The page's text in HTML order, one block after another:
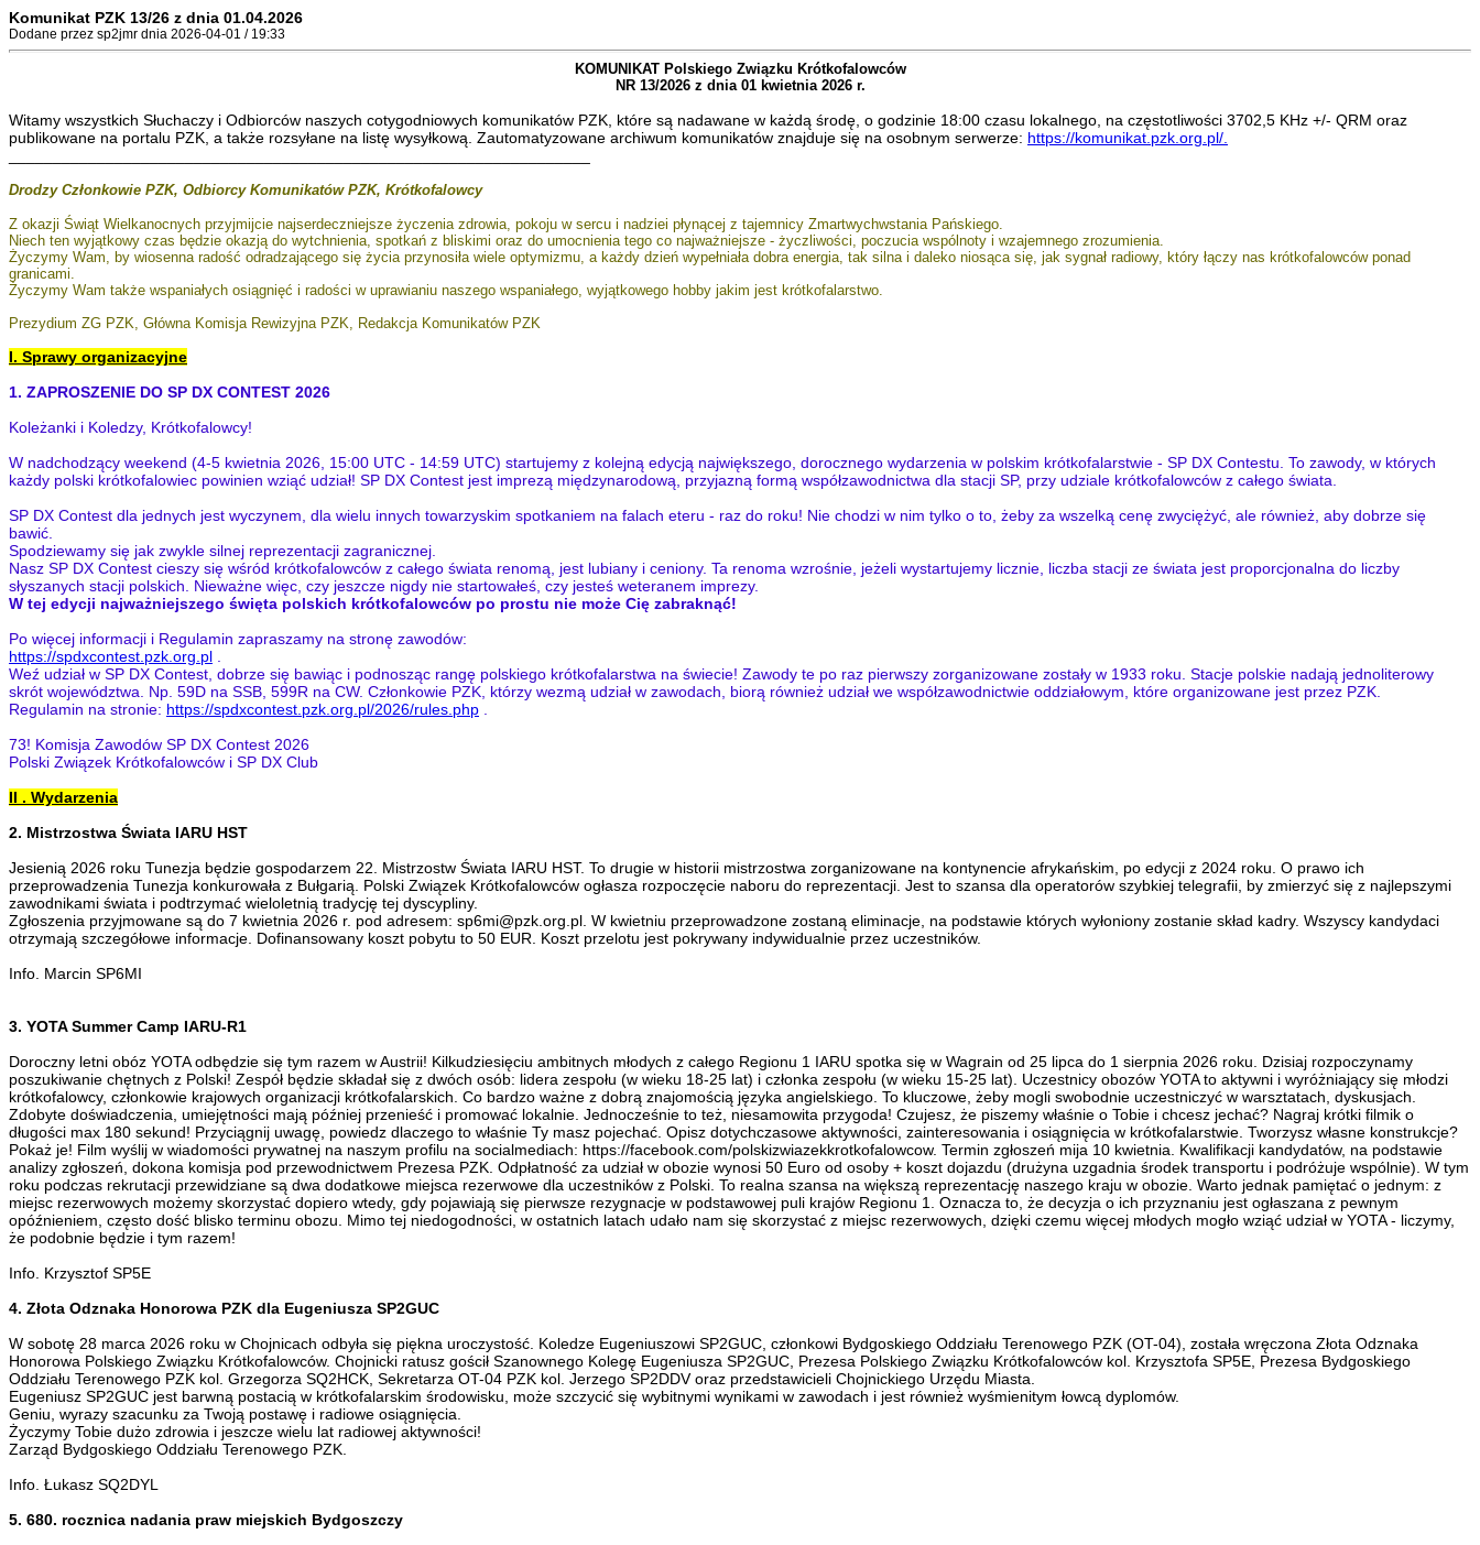
Komunikat PZK 13/26 z dnia 01.04.2026
Dodane przez sp2jmr dnia 2026-04-01 / 19:33
KOMUNIKAT Polskiego Związku Krótkofalowców
NR 13/2026 z dnia 01 kwietnia 2026 r.
Witamy wszystkich Słuchaczy i Odbiorców naszych cotygodniowych komunikatów PZK, które są nadawane w każdą środę, o godzinie 18:00 czasu lokalnego, na częstotliwości 3702,5 KHz +/- QRM oraz
publikowane na portalu PZK, a także rozsyłane na listę wysyłkową. Zautomatyzowane archiwum komunikatów znajduje się na osobnym serwerze: https://komunikat.pzk.org.pl/.
Drodzy Członkowie PZK, Odbiorcy Komunikatów PZK, Krótkofalowcy
Z okazji Świąt Wielkanocnych przyjmijcie najserdeczniejsze życzenia zdrowia, pokoju w sercu i nadziei płynącej z tajemnicy Zmartwychwstania Pańskiego.
Niech ten wyjątkowy czas będzie okazją do wytchnienia, spotkań z bliskimi oraz do umocnienia tego co najważniejsze - życzliwości, poczucia wspólnoty i wzajemnego zrozumienia.
Życzymy Wam, by wiosenna radość odradzającego się życia przynosiła wiele optymizmu, a każdy dzień wypełniała dobra energia, tak silna i daleko niosąca się, jak sygnał radiowy, który łączy nas krótkofalowców ponad
granicami.
Życzymy Wam także wspaniałych osiągnięć i radości w uprawianiu naszego wspaniałego, wyjątkowego hobby jakim jest krótkofalarstwo.
Prezydium ZG PZK, Główna Komisja Rewizyjna PZK, Redakcja Komunikatów PZK
I. Sprawy organizacyjne
1. ZAPROSZENIE DO SP DX CONTEST 2026
Koleżanki i Koledzy, Krótkofalowcy!
W nadchodzący weekend (4-5 kwietnia 2026, 15:00 UTC - 14:59 UTC) startujemy z kolejną edycją największego, dorocznego wydarzenia w polskim krótkofalarstwie - SP DX Contestu. To zawody, w których
każdy polski krótkofalowiec powinien wziąć udział! SP DX Contest jest imprezą międzynarodową, przyjazną formą współzawodnictwa dla stacji SP, przy udziale krótkofalowców z całego świata.
SP DX Contest dla jednych jest wyczynem, dla wielu innych towarzyskim spotkaniem na falach eteru - raz do roku! Nie chodzi w nim tylko o to, żeby za wszelką cenę zwyciężyć, ale również, aby dobrze się
bawić.
Spodziewamy się jak zwykle silnej reprezentacji zagranicznej.
Nasz SP DX Contest cieszy się wśród krótkofalowców z całego świata renomą, jest lubiany i ceniony. Ta renoma wzrośnie, jeżeli wystartujemy licznie, liczba stacji ze świata jest proporcjonalna do liczby
słyszanych stacji polskich. Nieważne więc, czy jeszcze nigdy nie startowałeś, czy jesteś weteranem imprezy.
W tej edycji najważniejszego święta polskich krótkofalowców po prostu nie może Cię zabraknąć!
Po więcej informacji i Regulamin zapraszamy na stronę zawodów:
https://spdxcontest.pzk.org.pl
Weź udział w SP DX Contest, dobrze się bawiąc i podnosząc rangę polskiego krótkofalarstwa na świecie! Zawody te po raz pierwszy zorganizowane zostały w 1933 roku. Stacje polskie nadają jednoliterowy
skrót województwa. Np. 59D na SSB, 599R na CW. Członkowie PZK, którzy wezmą udział w zawodach, biorą również udział we współzawodnictwie oddziałowym, które organizowane jest przez PZK.
Regulamin na stronie: https://spdxcontest.pzk.org.pl/2026/rules.php
73! Komisja Zawodów SP DX Contest 2026
Polski Związek Krótkofalowców i SP DX Club
II . Wydarzenia
2. Mistrzostwa Świata IARU HST
Jesienią 2026 roku Tunezja będzie gospodarzem 22. Mistrzostw Świata IARU HST. To drugie w historii mistrzostwa zorganizowane na kontynencie afrykańskim, po edycji z 2024 roku. O prawo ich
przeprowadzenia Tunezja konkurowała z Bułgarią. Polski Związek Krótkofalowców ogłasza rozpoczęcie naboru do reprezentacji. Jest to szansa dla operatorów szybkiej telegrafii, by zmierzyć się z najlepszymi
zawodnikami świata i podtrzymać wieloletnią tradycję tej dyscypliny.
Zgłoszenia przyjmowane są do 7 kwietnia 2026 r. pod adresem: sp6mi@pzk.org.pl. W kwietniu przeprowadzone zostaną eliminacje, na podstawie których wyłoniony zostanie skład kadry. Wszyscy kandydaci
otrzymają szczegółowe informacje. Dofinansowany koszt pobytu to 50 EUR. Koszt przelotu jest pokrywany indywidualnie przez uczestników.
Info. Marcin SP6MI
3. YOTA Summer Camp IARU-R1
Doroczny letni obóz YOTA odbędzie się tym razem w Austrii! Kilkudziesięciu ambitnych młodych z całego Regionu 1 IARU spotka się w Wagrain od 25 lipca do 1 sierpnia 2026 roku. Dzisiaj rozpoczynamy
poszukiwanie chętnych z Polski! Zespół będzie składał się z dwóch osób: lidera zespołu (w wieku 18-25 lat) i członka zespołu (w wieku 15-25 lat). Uczestnicy obozów YOTA to aktywni i wyróżniający się młodzi
krótkofalowcy, członkowie krajowych organizacji krótkofalarskich. Co bardzo ważne z dobrą znajomością języka angielskiego. To kluczowe, żeby mogli swobodnie uczestniczyć w warsztatach, dyskusjach.
Zdobyte doświadczenia, umiejętności mają później przenieść i promować lokalnie. Jednocześnie to też, niesamowita przygoda! Czujesz, że piszemy właśnie o Tobie i chcesz jechać? Nagraj krótki filmik o
długości max 180 sekund! Przyciągnij uwagę, powiedz dlaczego to właśnie Ty masz pojechać. Opisz dotychczasowe aktywności, zainteresowania i osiągnięcia w krótkofalarstwie. Tworzysz własne konstrukcje?
Pokaż je! Film wyślij w wiadomości prywatnej na naszym profilu na socialmediach: https://facebook.com/polskizwiazekkrotkofalowcow. Termin zgłoszeń mija 10 kwietnia. Kwalifikacji kandydatów, na podstawie
analizy zgłoszeń, dokona komisja pod przewodnictwem Prezesa PZK. Odpłatność za udział w obozie wynosi 50 Euro od osoby + koszt dojazdu (drużyna uzgadnia środek transportu i podróżuje wspólnie). W tym
roku podczas rekrutacji przewidziane są dwa dodatkowe miejsca rezerwowe dla uczestników z Polski. To realna szansa na większą reprezentację naszego kraju w obozie. Warto jednak pamiętać o jednym: z
miejsc rezerwowych możemy skorzystać dopiero wtedy, gdy pojawiają się pierwsze rezygnacje w podstawowej puli krajów Regionu 1. Oznacza to, że decyzja o ich przyznaniu jest ogłaszana z pewnym
opóźnieniem, często dość blisko terminu obozu. Mimo tej niedogodności, w ostatnich latach udało nam się skorzystać z miejsc rezerwowych, dzięki czemu więcej młodych mogło wziąć udział w YOTA - liczymy,
że podobnie będzie i tym razem!
Info. Krzysztof SP5E
4. Złota Odznaka Honorowa PZK dla Eugeniusza SP2GUC
W sobotę 28 marca 2026 roku w Chojnicach odbyła się piękna uroczystość. Koledze Eugeniuszowi SP2GUC, członkowi Bydgoskiego Oddziału Terenowego PZK (OT-04), została wręczona Złota Odznaka
Honorowa Polskiego Związku Krótkofalowców. Chojnicki ratusz gościł Szanownego Kolegę Eugeniusza SP2GUC, Prezesa Polskiego Związku Krótkofalowców kol. Krzysztofa SP5E, Prezesa Bydgoskiego
Oddziału Terenowego PZK kol. Grzegorza SQ2HCK, Sekretarza OT-04 PZK kol. Jerzego SP2DDV oraz przedstawicieli Chojnickiego Urzędu Miasta.
Eugeniusz SP2GUC jest barwną postacią w krótkofalarskim środowisku, może szczycić się wybitnymi wynikami w zawodach i jest również wyśmienitym łowcą dyplomów.
Geniu, wyrazy szacunku za Twoją postawę i radiowe osiągnięcia.
Życzymy Tobie dużo zdrowia i jeszcze wielu lat radiowej aktywności!
Zarząd Bydgoskiego Oddziału Terenowego PZK.
Info. Łukasz SQ2DYL
5. 680. rocznica nadania praw miejskich Bydgoszczy